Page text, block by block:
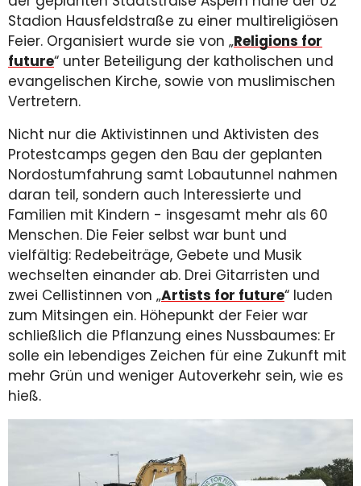
Stadion Hausfeldstraße zu einer multireligiösen
Feier. Organisiert wurde sie von „Religions for
future“ unter Beteiligung der katholischen und
evangelischen Kirche, sowie von muslimischen
Vertretern.
Nicht nur die Aktivistinnen und Aktivisten des
Protestcamps gegen den Bau der geplanten
Nordostumfahrung samt Lobautunnel nahmen
daran teil, sondern auch Interessierte und
Familien mit Kindern - insgesamt mehr als 60
Menschen. Die Feier selbst war bunt und
vielfältig: Redebeiträge, Gebete und Musik
wechselten einander ab. Drei Gitarristen und
zwei Cellistinnen von „Artists for future“ luden
zum Mitsingen ein. Höhepunkt der Feier war
schließlich die Pflanzung eines Nussbaumes: Er
solle ein lebendiges Zeichen für eine Zukunft mit
mehr Grün und weniger Autoverkehr sein, wie es
hieß.